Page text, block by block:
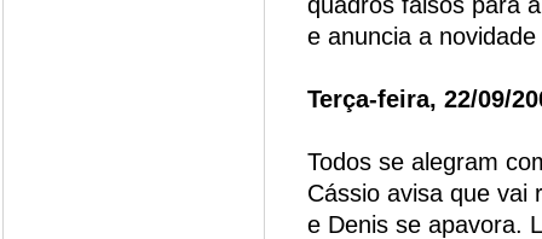
e anuncia a
Terça-feira, 22/09/
Todos se alegram
Cássio avisa que vai
e Denis se apavora.